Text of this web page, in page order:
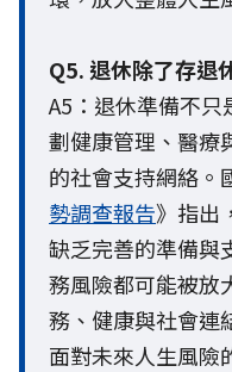
Q5. 退休除了存退
A5：退休準備不
劃健康管理、醫療
的社會支持網絡。
勢調查報告》指出
缺乏完善的準備與
務風險都可能被放
務、健康與社會連
面對未來人生風險